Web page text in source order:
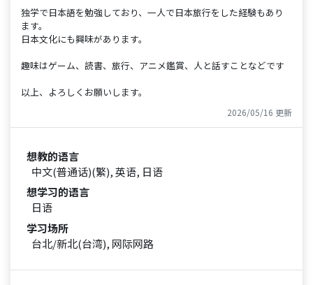
独学で日本語を勉強しており、一人で日本旅行をした経験もあり
ます。
日本文化にも興味があります。
趣味はゲーム、読書、旅行、アニメ鑑賞、人と話すことなどです
以上、よろしくお願いします。
2026/05/16 更新
想教的语言
中文(普通话)(繁), 英语, 日语
想学习的语言
日语
学习场所
台北/新北(台湾), 网际网路